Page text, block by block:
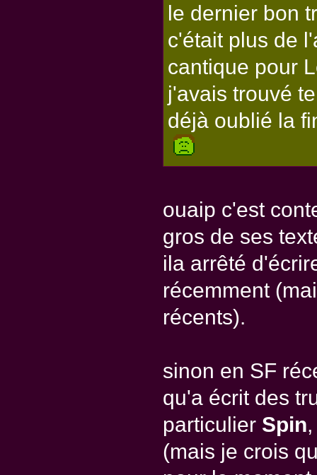
le dernier bon
c'était plus de
cantique pour
j'avais trouvé
déjà oublié la
ouaip c'est
gros de ses
ila arrêté
récemment
récents).
sinon en SF
qu'a écrit des
particulier Spin
(mais je crois